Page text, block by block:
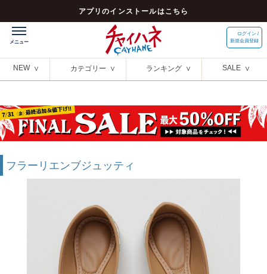
アプリのインストールはこちら
ログイン /
新規会員登録
NEW カテゴリー ランキング SALE
フラーリエンブジュッティ